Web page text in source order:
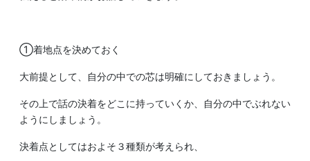
①着地点を決めておく
大前提として、自分の中での芯は明確にしておきましょう。
その上で話の決着をどこに持っていくか、自分の中でぶれない
ようにしましょう。
決着点としてはおよそ３種類が考えられ、